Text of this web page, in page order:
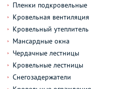
Пленки подкровельные
Кровельная вентиляция
Кровельный утеплитель
Мансардные окна
Чердачные лестницы
Кровельные лестницы
Снегозадержатели